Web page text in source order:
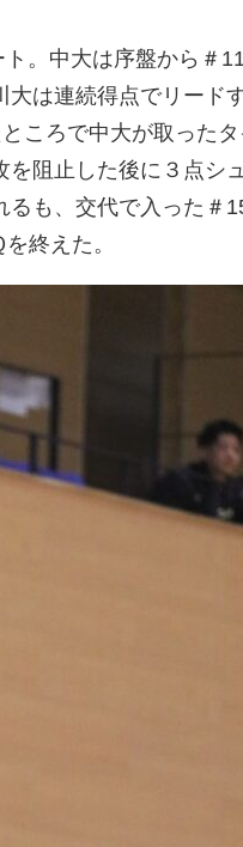
。中大は序盤から＃
は連続得点でリード
ころで中大が取った
阻止した後に３点シ
も、交代で入った＃
終えた。